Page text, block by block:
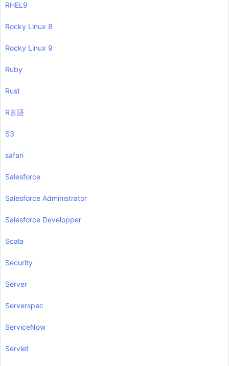
RHEL9
Rocky Linux 8
Rocky Linux 9
Ruby
Rust
R言語
S3
safari
Salesforce
Salesforce Administrator
Salesforce Developper
Scala
Security
Server
Serverspec
ServiceNow
Servlet